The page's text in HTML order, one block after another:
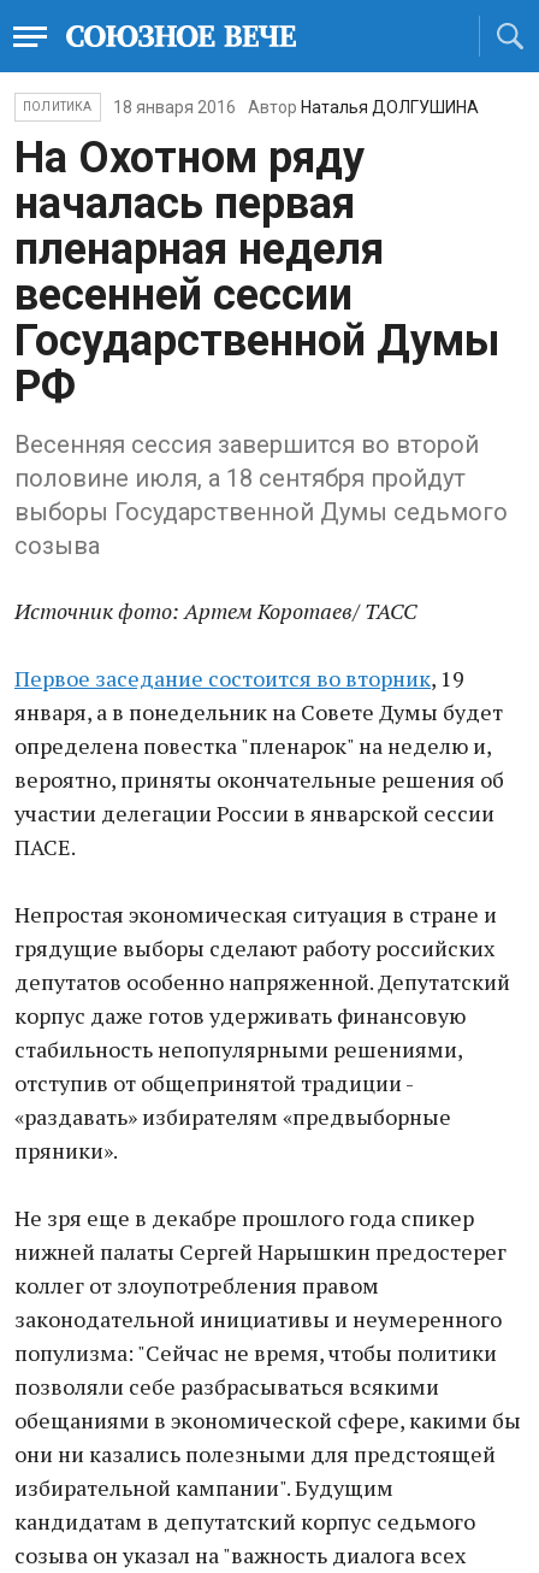
ПОЛИТИКА 18 января 2016 Автор Наталья ДОЛГУШИНА
​На Охотном ряду
началась первая
пленарная неделя
весенней сессии
Государственной Думы
РФ
Весенняя сессия завершится во второй
половине июля, а 18 сентября пройдут
выборы Государственной Думы седьмого
созыва
Источник фото: Артем Коротаев/ ТАСС
Первое заседание состоится во вторник, 19
января, а в понедельник на Совете Думы будет
определена повестка "пленарок" на неделю и,
вероятно, принят​ы окончательные решения об
участии делегации России в январской сессии
ПАСЕ.
Непростая экономическая ситуация в стране и
грядущие выборы сделают работу российских
депутатов особенно напряженной. Депутатский
корпус даже готов удерживать финансовую
стабильность непопулярными решениями,
отступив от общепринятой традиции -
«раздавать» избирателям «предвыборные
пряники».
Не зря еще в декабре прошлого года спикер
нижней палаты Сергей Нарышкин предостерег
коллег от злоупотребления правом
законодательной инициативы и неумеренного
популизма: "Сейчас не время, чтобы политики
позволяли себе разбрасываться всякими
обещаниями в экономической сфере, какими бы
они ни казались полезными для предстоящей
избирательной кампании". Будущим
кандидатам в депутатский корпус седьмого
созыва он указал на "важность диалога всех